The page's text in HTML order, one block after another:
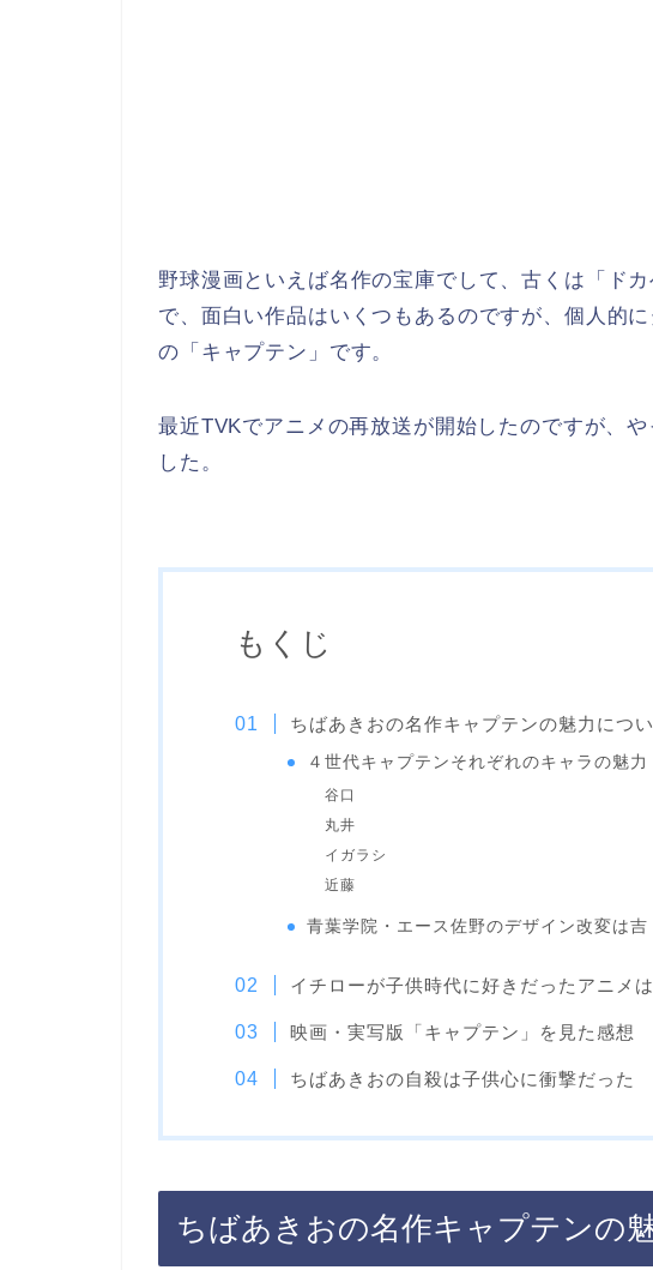
野球漫画といえば名作の宝庫でして、古くは「ド
で、面白い作品はいくつもあるのですが、個人的
の「キャプテン」です。
最近TVKでアニメの再放送が開始したのですが、
した。
もくじ
ちばあきおの名作キャプテンの魅力につ
４世代キャプテンそれぞれのキャラの魅力
谷口
丸井
イガラシ
近藤
青葉学院・エース佐野のデザイン改変は吉
イチローが子供時代に好きだったアニメ
映画・実写版「キャプテン」を見た感想
ちばあきおの自殺は子供心に衝撃だった
ちばあきおの名作キャプテンの